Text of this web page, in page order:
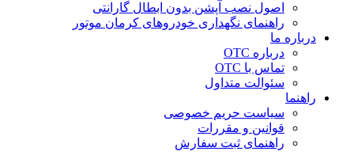
اصول نصب آپشن بدون ابطال گارانتی
راهنمای نگهداری خودروهای کرمان موتور
درباره ما
درباره OTC
تماس با OTC
سئوالت متداول
راهنما
سیاست حریم خصوصی
قوانین و مقررات
راهنمای ثبت سفارش